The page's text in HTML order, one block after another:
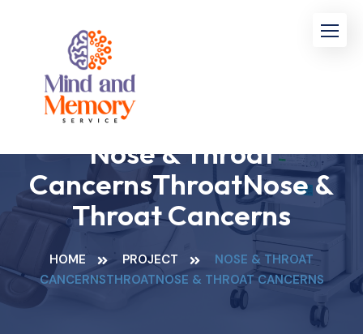
Nose & Throat
CancernsThroatNose &
Throat Cancerns
HOME PROJECT
NOSE & THROAT
CANCERNSTHROATNOSE & THROAT CANCERNS